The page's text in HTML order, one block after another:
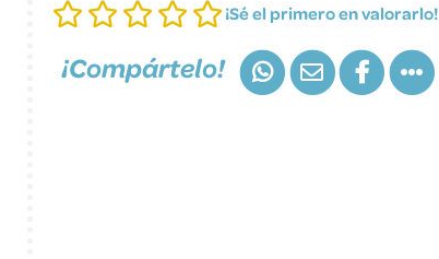
¡Sé el primero en valorarlo!
¡Compártelo!